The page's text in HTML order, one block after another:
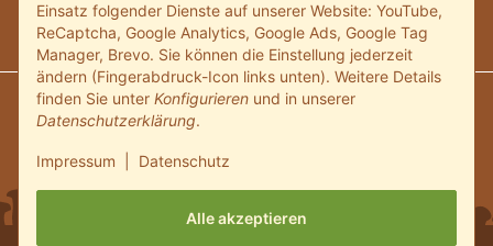
Alle akzeptieren
Einsatz folgender Dienste auf unserer Website: YouTube,
ReCaptcha, Google Analytics, Google Ads, Google Tag
Manager, Brevo. Sie können die Einstellung jederzeit
ändern (Fingerabdruck-Icon links unten). Weitere Details
finden Sie unter Konfigurieren und in unserer
Datenschutzerklärung.
Impressum Datenschutz
Unsere Zahlungsarten
Wir versenden mit: